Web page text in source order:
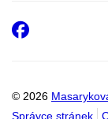
© 2026
Správce stránek